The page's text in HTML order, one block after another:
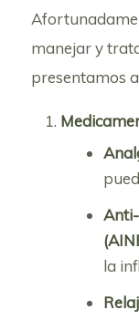
manejar y
presentamos
la